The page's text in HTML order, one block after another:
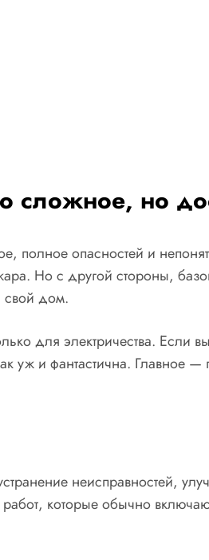
сложное, но
полное опасностей и
Но с другой стороны,
свой дом.
для электричества. Если
и фантастична. Главное —
неисправностей,
которые обычно